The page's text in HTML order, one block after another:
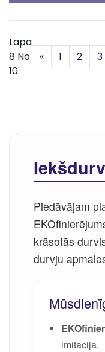
Lapa
8 No
10
«Iepriekšējā
1 2 3
Piedāvājam
krāsotās
durvju
imitācija.